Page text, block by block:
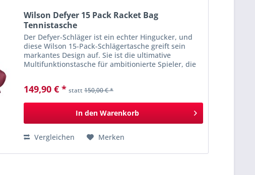
Wilson Defyer 15 Pack Racket Bag
Tennistasche
Der Defyer-Schläger ist ein echter Hingucker, und
diese Wilson 15-Pack-Schlägertasche greift sein
markantes Design auf. Sie ist die ultimative
Multifunktionstasche für ambitionierte Spieler, die
149,90 € * statt150,00 € *
In den Warenkorb
Vergleichen Merken